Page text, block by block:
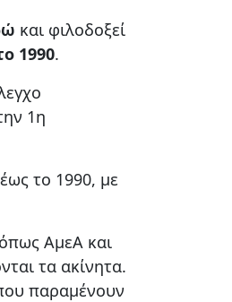
και φιλοδοξεί
1990.
1η
το 1990, με
ΑμεΑ και
τα ακίνητα.
παραμένουν